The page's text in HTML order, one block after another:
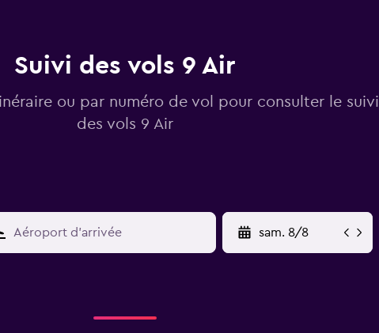
Suivi des vols 9 Air
ou par numéro de vol pour consulter le suivi
des vols 9 Air